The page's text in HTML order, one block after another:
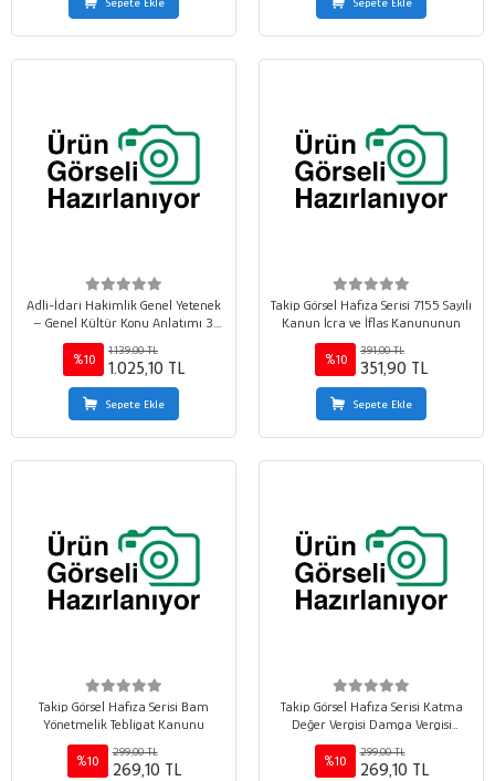
Adli-İdari Hakimlik Genel Yetenek
– Genel Kültür Konu Anlatımı 3.
%10
1.139,00 TL
1.025,10 TL
Sepete Ekle
Takip Görsel Hafıza Serisi 7155 Sayılı
Kanun İcra ve İflas Kanununun
%10
391,00 TL
351,90 TL
Sepete Ekle
Takip Görsel Hafıza Serisi Bam
Yönetmelik Tebligat Kanunu
%10
299,00 TL
269,10 TL
Takip Görsel Hafıza Serisi Katma
Değer Vergisi Damga Vergisi
Harçlar
%10
299,00 TL
269,10 TL